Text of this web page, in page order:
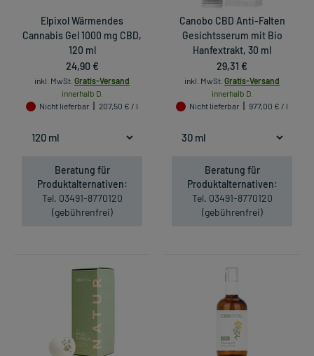
Elpixol Wärmendes
Cannabis Gel 1000 mg CBD,
120 ml
24,90 €
inkl. MwSt. Gratis-Versand
innerhalb D.
Nicht lieferbar
207,50 € / l
Beratung für
Produktalternativen:
Tel. 03491-8770120
(gebührenfrei)
Canobo CBD Anti-Falten
Gesichtsserum mit Bio
Hanfextrakt, 30 ml
29,31 €
inkl. MwSt. Gratis-Versand
innerhalb D.
Nicht lieferbar
977,00 € / l
Beratung für
Produktalternativen:
Tel. 03491-8770120
(gebührenfrei)